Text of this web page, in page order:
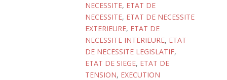
NECESSITE, ETAT DE
NECESSITE, ETAT DE NECESSITE
EXTERIEURE, ETAT DE
NECESSITE INTERIEURE, ETAT
DE NECESSITE LEGISLATIF,
ETAT DE SIEGE, ETAT DE
TENSION, EXECUTION